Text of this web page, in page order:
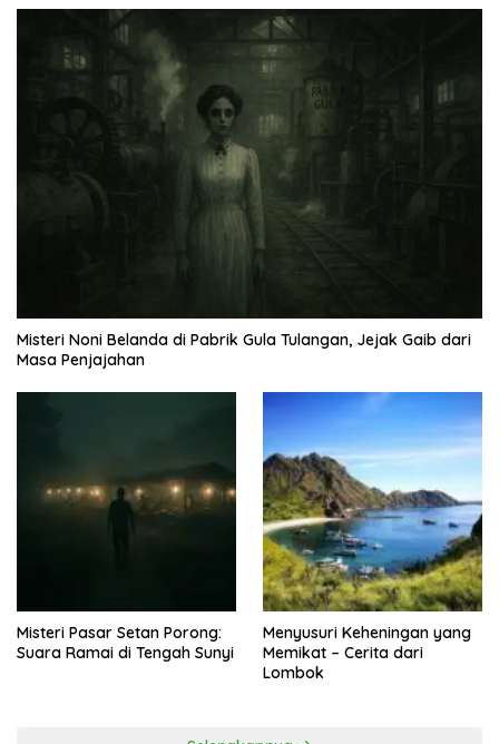
Misteri Noni Belanda di Pabrik Gula Tulangan, Jejak Gaib dari
Masa Penjajahan
Misteri Pasar Setan Porong:
Suara Ramai di Tengah Sunyi
Menyusuri Keheningan yang
Memikat – Cerita dari
Lombok